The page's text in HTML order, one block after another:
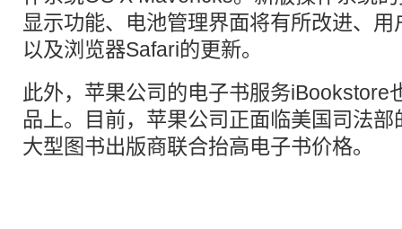
显示功能、电池管理界面将有所改进、
以及浏览器Safari的更新。
此外，苹果公司的电子书服务iBookstore
品上。目前，苹果公司正面临美国司法
大型图书出版商联合抬高电子书价格。